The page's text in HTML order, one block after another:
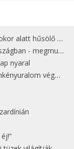
cicát Kisorosziban
a 15 legjobbat
nyaral
végét jelentette